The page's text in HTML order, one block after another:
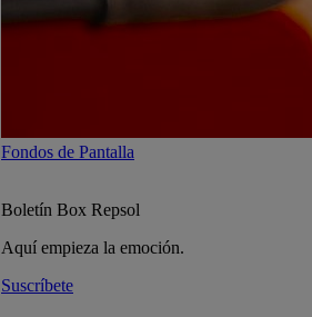
Fondos de Pantalla
Boletín Box Repsol
Aquí empieza la emoción.
Suscríbete